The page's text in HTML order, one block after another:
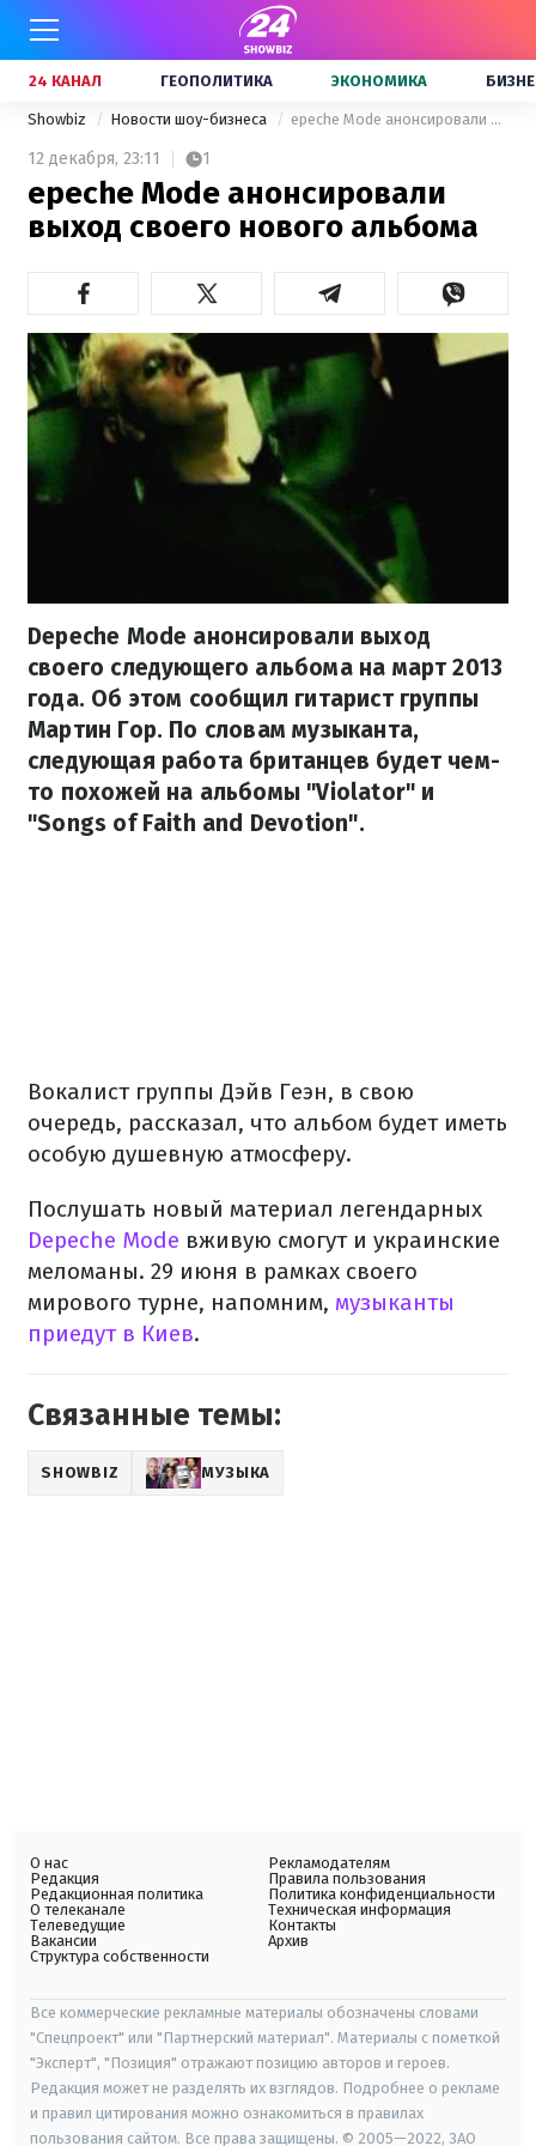
24 КАНАЛ ГЕОПОЛИТИКА ЭКОНОМИКА
Showbiz Новости шоу-бизнеса epeche Mode анонсировали выход своего нового альбома
12 декабря, 23:11 1
epeche Mode анонсировали
выход своего нового альбома
Depeche Mode анонсировали выход
своего следующего альбома на март 2013
года. Об этом сообщил гитарист группы
Мартин Гор. По словам музыканта,
следующая работа британцев будет чем-
то похожей на альбомы "Violator" и
"Songs of Faith and Devotion".
Вокалист группы Дэйв Геэн, в свою
очередь, рассказал, что альбом будет иметь
особую душевную атмосферу.
Послушать новый материал легендарных
Depeche Mode вживую смогут и украинские
меломаны. 29 июня в рамках своего
мирового турне, напомним, музыканты
приедут в Киев.
Связанные темы:
SHOWBIZ МУЗЫКА
О нас
Редакция
Редакционная политика
О телеканале
Телеведущие
Вакансии
Структура собственности
Рекламодателям
Правила пользования
Политика конфиденциальности
Техническая информация
Контакты
Архив
Все коммерческие рекламные материалы обозначены словами
"Спецпроект" или "Партнерский материал". Материалы с пометкой
"Эксперт", "Позиция" отражают позицию авторов и героев.
Редакция может не разделять их взглядов. Подробнее о рекламе
и правил цитирования можно ознакомиться в правилах
пользования сайтом. Все права защищены. © 2005—2022, ЗАО